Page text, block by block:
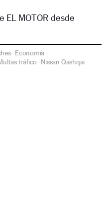
EL MOTOR desde
· Economía ·
tráfico ·Nissan Qashqai ·